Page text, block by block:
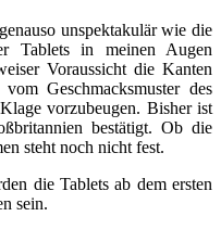
unspektakulär wie die
Tablets in meinen Augen
Voraussicht die Kanten
Geschmacksmuster des
vorzubeugen. Bisher ist
bestätigt. Ob die
steht noch nicht fest.
die Tablets ab dem ersten
sein.